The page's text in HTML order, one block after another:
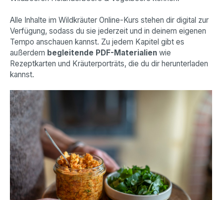
Alle Inhalte im Wildkräuter Online-Kurs stehen dir digital zur
Verfügung, sodass du sie jederzeit und in deinem eigenen
Tempo anschauen kannst. Zu jedem Kapitel gibt es
außerdem begleitende PDF-Materialien wie
Rezeptkarten und Kräuterporträts, die du dir herunterladen
kannst.